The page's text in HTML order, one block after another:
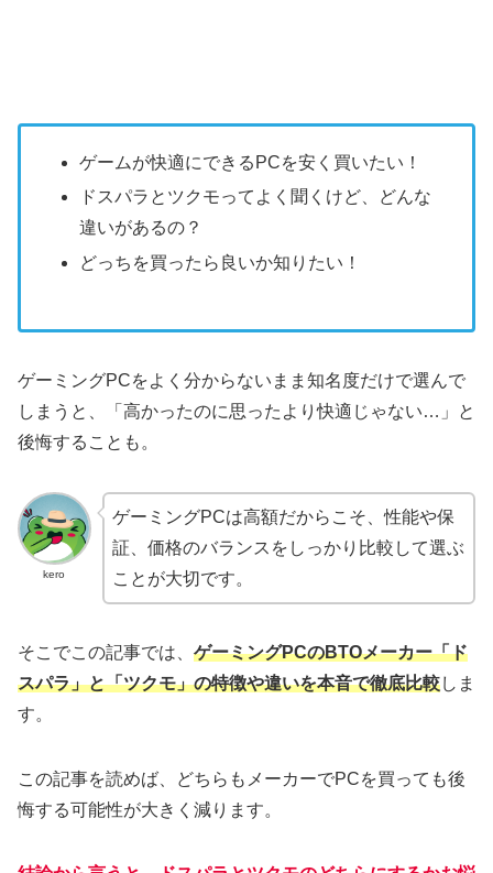
ゲームが快適にできるPCを安く買いたい！
ドスパラとツクモってよく聞くけど、どんな
違いがあるの？
どっちを買ったら良いか知りたい！
ゲーミングPCをよく分からないまま知名度だけで選んで
しまうと、「高かったのに思ったより快適じゃない…」と
後悔することも。
kero
ゲーミングPCは高額だからこそ、性能や保
証、価格のバランスをしっかり比較して選ぶ
ことが大切です。
そこでこの記事では、 ゲーミングPCのBTOメーカー「ド
スパラ」と「ツクモ」の特徴や違いを本音で徹底比較しま
す。
この記事を読めば、どちらもメーカーでPCを買っても後
悔する可能性が大きく減ります。